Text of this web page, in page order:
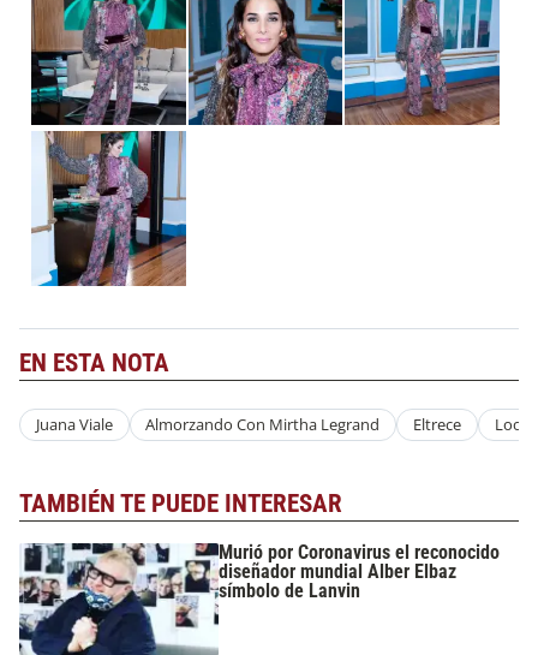
EN ESTA NOTA
Juana Viale Almorzando Con Mirtha Legrand Eltrece Look
TAMBIÉN TE PUEDE INTERESAR
Murió por Coronavirus el reconocido
diseñador mundial Alber Elbaz
símbolo de Lanvin